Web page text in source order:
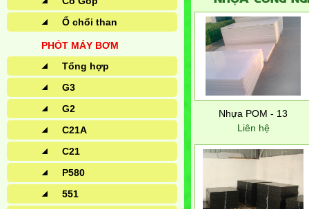
Ổ chổi than
PHÓT MÁY BƠM
Tổng hợp
G3
G2
C21A
C21
P580
551
Nhựa POM - 13
Liên hệ